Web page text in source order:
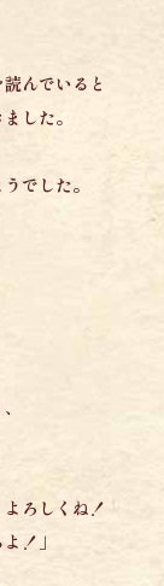
んでいると
した。
でした。
ろしくね！
！」